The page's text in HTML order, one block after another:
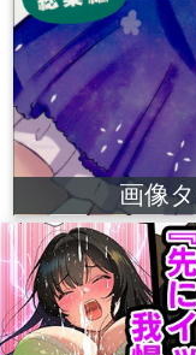
画像